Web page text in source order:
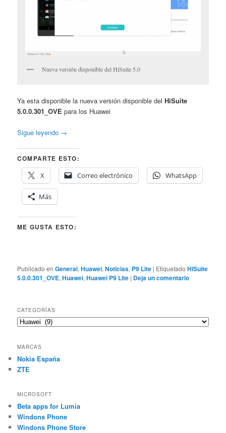
Nueva versión disponible del HiSuite 5.0
Ya esta disponible la nueva versión disponible delHiSuite
5.0.0.301_OVEpara los Huawei
Sigue leyendo →
COMPARTE ESTO:
X
Correo electrónico WhatsApp
Más
ME GUSTA ESTO:
Publicado en General,Huawei,Noticias, P9 Lite | Etiquetado HiSuite
5.0.0.301_OVE,Huawei,Huawei P9 Lite | Deja un comentario
CATEGORÍAS
Categorías
MARCAS
Nokia España
ZTE
MICROSOFT
Beta apps for Lumia
Windons Phone
Windons Phone Store